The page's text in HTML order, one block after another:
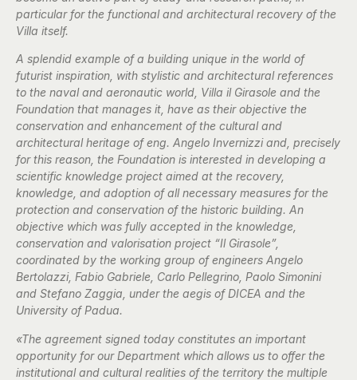
particular for the functional and architectural recovery of the
Villa itself.
A splendid example of a building unique in the world of
futurist inspiration, with stylistic and architectural references
to the naval and aeronautic world, Villa il Girasole and the
Foundation that manages it, have as their objective the
conservation and enhancement of the cultural and
architectural heritage of eng. Angelo Invernizzi and, precisely
for this reason, the Foundation is interested in developing a
scientific knowledge project aimed at the recovery,
knowledge, and adoption of all necessary measures for the
protection and conservation of the historic building. An
objective which was fully accepted in the knowledge,
conservation and valorisation project “Il Girasole”,
coordinated by the working group of engineers Angelo
Bertolazzi, Fabio Gabriele, Carlo Pellegrino, Paolo Simonini
and Stefano Zaggia, under the aegis of DICEA and the
University of Padua.
«The agreement signed today constitutes an important
opportunity for our Department which allows us to offer the
institutional and cultural realities of the territory the multiple